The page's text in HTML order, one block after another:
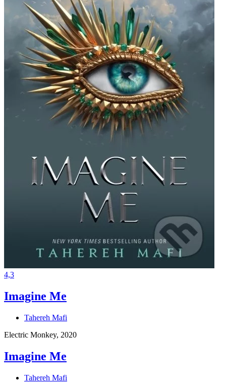
4,3
Imagine Me
Tahereh Mafi
Electric Monkey, 2020
Imagine Me
Tahereh Mafi